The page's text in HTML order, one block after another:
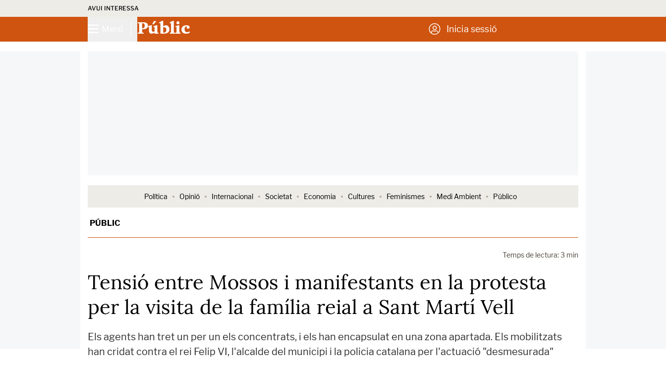
AVUI INTERESSA
Públic Inicia sessió
Política Opinió Internacional Societat Economia Cultures Feminismes Medi Ambient Público
PÚBLIC
Temps de lectura: 3 min
Tensió entre Mossos i manifestants en la protesta
per la visita de la família reial a Sant Martí Vell
Els agents han tret un per un els concentrats, i els han encapsulat en una zona apartada. Els mobilitzats
han cridat contra el rei Felip VI, l'alcalde del municipi i la policia catalana per l'actuació "desmesurada"